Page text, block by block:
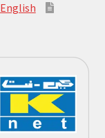
English